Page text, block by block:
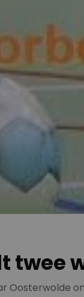
twee
Oosterwolde